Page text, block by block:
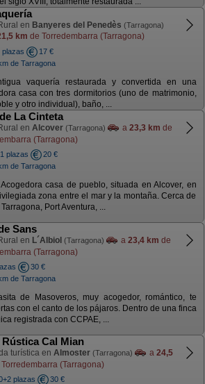
en Banyeres del Penedès (Tarragona)
km de Torredembarra (Tarragona)
plazas
17 €
de Tarragona
vaquería restaurada y convertida en una
casa con tres dormitorios (uno de matrimonio,
y otro individual), baño, ...
La Cinteta
en Alcover (Tarragona) a 23,3 km de
(Tarragona)
plazas
20 €
de Tarragona
Acogedora casa de pueblo, situada en Alcover, en
zona entre el mar y la montaña. Cerca de
Port Aventura, ...
Sans
en L´Albiol (Tarragona) a 23,4 km de
(Tarragona)
30 €
de Tarragona
de Masoveros, muy acogedor, romántico, te
con el canto de los pájaros. Dentro de una finca
registrada con CCPAE, ...
Rústica Cal Mian
turística en Almoster (Tarragona) a 24,5
(Tarragona)
plazas 30 €